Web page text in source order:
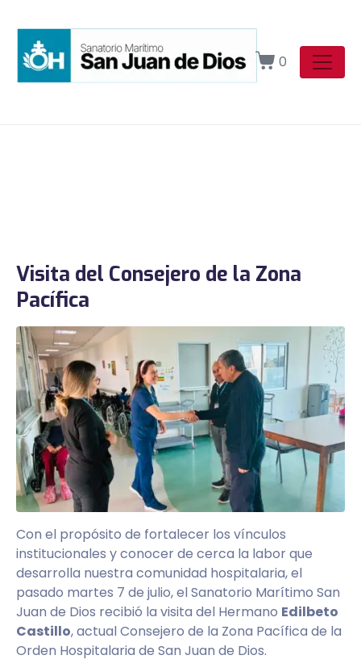
0
Visita del Consejero de la Zona
Pacífica
Con el propósito de fortalecer los vínculos
institucionales y conocer de cerca la labor que
desarrolla nuestra comunidad hospitalaria, el
pasado martes 7 de julio, el Sanatorio Marítimo San
Juan de Dios recibió la visita del Hermano Edilbeto
Castillo, actual Consejero de la Zona Pacífica de la
Orden Hospitalaria de San Juan de Dios.